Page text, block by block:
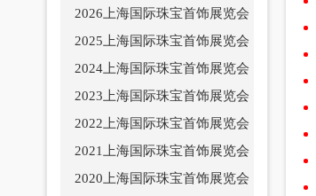
2026上海国际珠宝首饰展览会
2025上海国际珠宝首饰展览会
2024上海国际珠宝首饰展览会
2023上海国际珠宝首饰展览会
2022上海国际珠宝首饰展览会
2021上海国际珠宝首饰展览会
2020上海国际珠宝首饰展览会